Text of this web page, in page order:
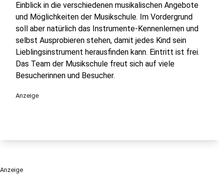
Einblick in die verschiedenen musikalischen Angebote
und Möglichkeiten der Musikschule. Im Vordergrund
soll aber natürlich das Instrumente-Kennenlernen und
selbst Ausprobieren stehen, damit jedes Kind sein
Lieblingsinstrument herausfinden kann. Eintritt ist frei.
Das Team der Musikschule freut sich auf viele
Besucherinnen und Besucher.
Anzeige
Anzeige